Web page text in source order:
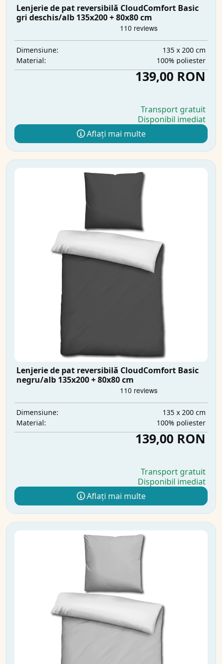
Lenjerie de pat reversibilă CloudComfort Basic
gri deschis/alb 135x200 + 80x80 cm
Dimensiune:
135 x 200 cm
Material:
100% poliester
139,00 RON
Transport gratuit
Disponibil imediat
Aflați mai multe
Lenjerie de pat reversibilă CloudComfort Basic
negru/alb 135x200 + 80x80 cm
Dimensiune:
135 x 200 cm
Material:
100% poliester
139,00 RON
Transport gratuit
Disponibil imediat
Aflați mai multe